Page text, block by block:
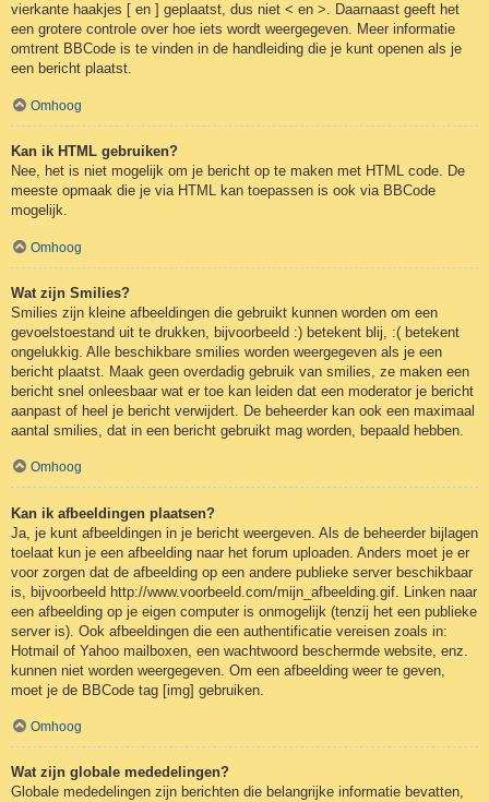
vierkante haakjes [ en ] geplaatst, dus niet < en >. Daarnaast geeft het
een grotere controle over hoe iets wordt weergegeven. Meer informatie
omtrent BBCode is te vinden in de handleiding die je kunt openen als je
een bericht plaatst.
Omhoog
Kan ik HTML gebruiken?
Nee, het is niet mogelijk om je bericht op te maken met HTML code. De
meeste opmaak die je via HTML kan toepassen is ook via BBCode
mogelijk.
Omhoog
Wat zijn Smilies?
Smilies zijn kleine afbeeldingen die gebruikt kunnen worden om een
gevoelstoestand uit te drukken, bijvoorbeeld :) betekent blij, :( betekent
ongelukkig. Alle beschikbare smilies worden weergegeven als je een
bericht plaatst. Maak geen overdadig gebruik van smilies, ze maken een
bericht snel onleesbaar wat er toe kan leiden dat een moderator je bericht
aanpast of heel je bericht verwijdert. De beheerder kan ook een maximaal
aantal smilies, dat in een bericht gebruikt mag worden, bepaald hebben.
Omhoog
Kan ik afbeeldingen plaatsen?
Ja, je kunt afbeeldingen in je bericht weergeven. Als de beheerder bijlagen
toelaat kun je een afbeelding naar het forum uploaden. Anders moet je er
voor zorgen dat de afbeelding op een andere publieke server beschikbaar
is, bijvoorbeeld http://www.voorbeeld.com/mijn_afbeelding.gif. Linken naar
een afbeelding op je eigen computer is onmogelijk (tenzij het een publieke
server is). Ook afbeeldingen die een authentificatie vereisen zoals in:
Hotmail of Yahoo mailboxen, een wachtwoord beschermde website, enz.
kunnen niet worden weergegeven. Om een afbeelding weer te geven,
moet je de BBCode tag [img] gebruiken.
Omhoog
Wat zijn globale mededelingen?
Globale mededelingen zijn berichten die belangrijke informatie bevatten,